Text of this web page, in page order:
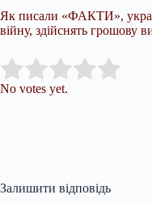
Як писали «ФАКТИ»,
війну, здійснять грошову
Rate this item:
No votes yet.
Залишити відповідь